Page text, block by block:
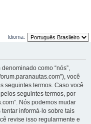
Idioma:
como “nós”,
você
seguintes termos. Caso você
seguintes termos, por
Nós podemos mudar
informá-lo sobre tais
revise isso regularmente e